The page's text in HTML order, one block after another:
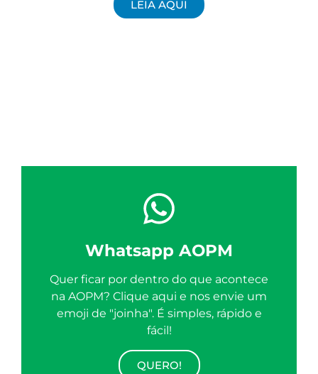
LEIA AQUI
Whatsapp AOPM
Quer ficar por dentro do que acontece
na AOPM? Clique aqui e nos envie um
emoji de "joinha". É simples, rápido e
fácil!
QUERO!